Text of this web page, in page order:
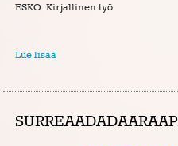
ESKO Kirjallinen työ
Lue lisää